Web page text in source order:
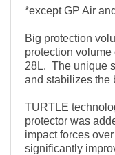
*except GP Air
Big protection
protection volume
28L. The unique
and stabilizes the
TURTLE
protector was
impact forces
significantly